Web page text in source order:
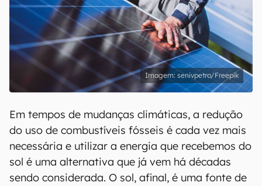
senivpetro/Freepik
Em tempos de mudanças climáticas, a redução
do uso de combustíveis fósseis é cada vez mais
necessária e utilizar a energia que recebemos do
sol é uma alternativa que já vem há décadas
sendo considerada. O sol, afinal, é uma fonte de